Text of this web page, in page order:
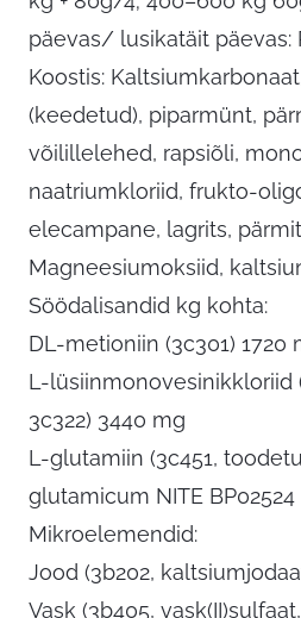
päevas/ lusikatäit päevas:
Koostis:
(keedetud), piparmünt,
võilillelehed, rapsiõli,
naatriumkloriid, frukto-
elecampane, lagrits,
Magneesiumoksiid,
Söödalisandid kg kohta:
DL-metioniin (3c301) 1720
L-lüsiinmonovesinikkloriid
3c322) 3440 mg
L-glutamiin (3c451,
glutamicum NITE
Mikroelemendid:
Jood (3b202,
Vask (3b405,